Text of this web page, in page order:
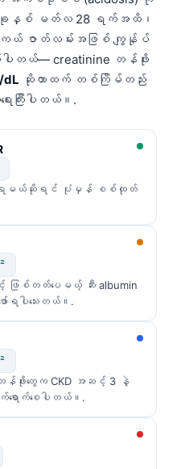
ခုနှစ် မတ်လ 28 ရက်အထိ၊
ယ် ဇာတ်လမ်းအဖြစ် ကျွန်ုပ်
တယ်— creatinine တန်ဖိုး
dL ဆိုတာထက် တစ်ကြိမ်တည်း
ြီးပါတယ်။.
ချရမယ်ဆိုရင် ပုံမှန် စစ်ထုတ်
ာင့် ဖြစ်တတ်ပေမယ့် ဆီး albumin
ရပါသေးတယ်။.
န်ဖိုးတွေက CKD အဆင့် 3 နဲ့
က်ရောက်စေပါတယ်။.